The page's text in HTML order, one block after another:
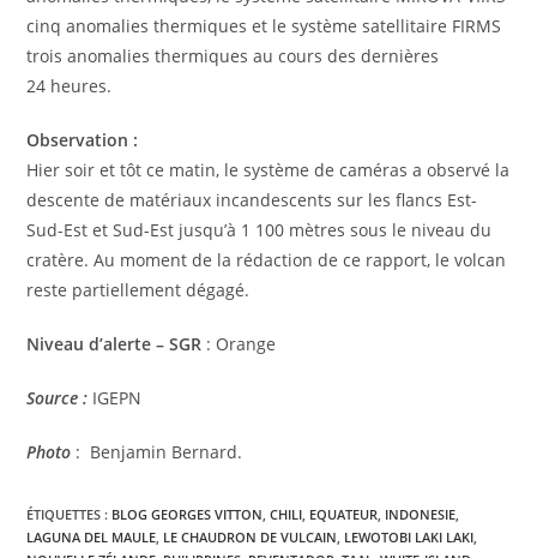
cinq anomalies thermiques et le système satellitaire FIRMS
trois anomalies thermiques au cours des dernières
24 heures.
Observation :
Hier soir et tôt ce matin, le système de caméras a observé la
descente de matériaux incandescents sur les flancs Est-
Sud-Est et Sud-Est jusqu’à 1 100 mètres sous le niveau du
cratère. Au moment de la rédaction de ce rapport, le volcan
reste partiellement dégagé.
Niveau d’alerte – SGR : Orange
Source: IGEPN
Photo : Benjamin Bernard.
ÉTIQUETTES : BLOG GEORGES VITTON CHILI EQUATEUR INDONESIE
LAGUNA DEL MAULE LE CHAUDRON DE VULCAIN LEWOTOBI LAKI LAKI